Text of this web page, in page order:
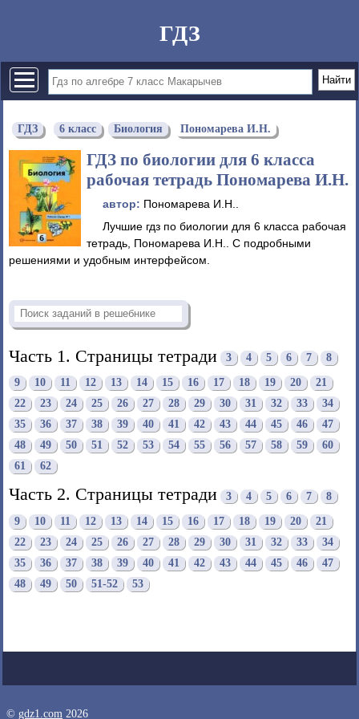
ГДЗ
ГДЗ 6 класс Биология Пономарева И.Н.
ГДЗ по биологии для 6 класса
рабочая тетрадь Пономарева И.Н.
автор: Пономарева И.Н..
Лучшие гдз по биологии для 6 класса рабочая
тетрадь, Пономарева И.Н.. С подробными
решениями и удобным интерфейсом.
Часть 1. Страницы тетради 3 4 5 6 7 8
9 10 11 12 13 14 15 16 17 18 19 20
21
22
23 24 25 26 27 28 29 30 31 32 33
34
35
36 37 38 39 40 41 42 43 44 45 46
47
48
49 50 51 52 53 54 55 56 57 58 59
60
61
62
Часть 2. Страницы тетради 3 4 5 6 7 8
9 10 11 12 13 14 15 16 17 18 19 20
21
22
23 24 25 26 27 28 29 30 31 32 33
34
35
36 37 38 39 40 41 42 43 44 45 46
47
48
49 50 51-52 53
© gdz1.com 2026